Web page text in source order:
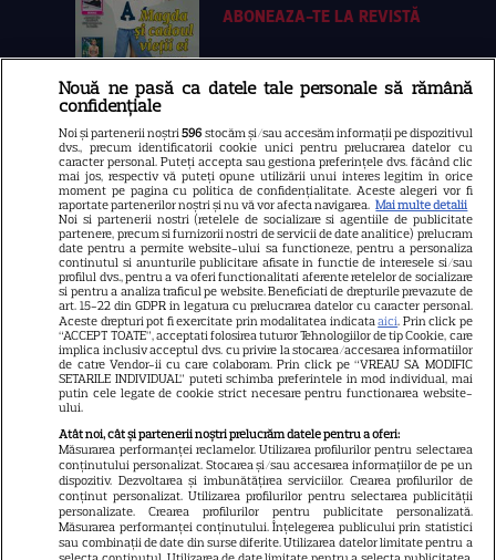
ABONEAZA-TE LA REVISTĂ
Libertatea
Libertatea pentru femei
GSP
Știri mondene
Avantaje
Elle
Unica
Retete practice
Copyright2026Ringier Romania – Toate Drepturile rezervate
Nouă ne pasă ca datele tale personale să rămână
confidențiale
Noi și partenerii noștri596 stocăm și/sau accesăm informații pe dispozitivul
dvs., precum identificatorii cookie unici pentru prelucrarea datelor cu
caracter personal. Puteți accepta sau gestiona preferințele dvs. făcând clic
mai jos, respectiv vă puteți opune utilizării unui interes legitim în orice
moment pe pagina cu politica de confidențialitate. Aceste alegeri vor fi
raportate partenerilor noștri și nu vă vor afecta navigarea. Mai multe detalii
Noi si partenerii nostri (retelele de socializare si agentiile de publicitate
partenere, precum si furnizorii nostri de servicii de date analitice) prelucram
date pentru a permite website-ului sa functioneze, pentru a personaliza
continutul si anunturile publicitare afisate in functie de interesele si/sau
profilul dvs., pentru a va oferi functionalitati aferente retelelor de socializare
si pentru a analiza traficul pe website. Beneficiati de drepturile prevazute de
art. 15-22 din GDPR in legatura cu prelucrarea datelor cu caracter personal.
Aceste drepturi pot fi exercitate prin modalitatea indicataaici. Prin click pe
“ACCEPT TOATE”, acceptati folosirea tuturor Tehnologiilor de tip Cookie, care
implica inclusiv acceptul dvs. cu privire la stocarea/accesarea informatiilor
de catre Vendor-ii cu care colaboram. Prin click pe “VREAU SA MODIFIC
SETARILE INDIVIDUAL” puteti schimba preferintele in mod individual, mai
putin cele legate de cookie strict necesare pentru functionarea website-
ului.
Atât noi, cât și partenerii noștri prelucrăm datele pentru a oferi:
Măsurarea performanței reclamelor. Utilizarea profilurilor pentru selectarea
conținutului personalizat. Stocarea și/sau accesarea informațiilor de pe un
dispozitiv. Dezvoltarea și îmbunătățirea serviciilor. Crearea profilurilor de
conținut personalizat. Utilizarea profilurilor pentru selectarea publicității
personalizate. Crearea profilurilor pentru publicitate personalizată.
Măsurarea performanței conținutului. Înțelegerea publicului prin statistici
sau combinații de date din surse diferite. Utilizarea datelor limitate pentru a